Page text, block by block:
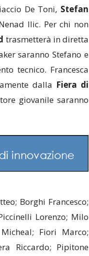
De Toni, Stefan
Ilic. Per chi non
trasmetterà in diretta
saranno Stefano e
tecnico. Francesca
dalla Fiera di
giovanile saranno
Borghi Francesco;
Lorenzo; Milo
Fiori Marco;
Riccardo; Pipitone